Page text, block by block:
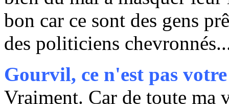
bon car ce sont des gens
des politiciens
Gourvil, ce n'est pas
Vraiment. Car de toute ma